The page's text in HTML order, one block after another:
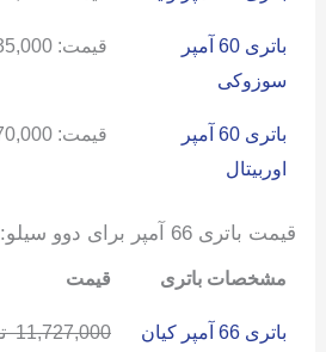
باتری 60 آمپر
سوزوکی
قیمت:
باتری 60 آمپر
اوربیتال
قیمت:
قیمت باتری 66 آمپر برای دوو سیلو:
مشخصات باتری قیمت
باتری 66 آمپر کیان
11,727,000